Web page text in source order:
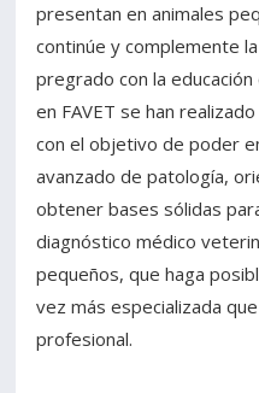
presentan en animales
continúe y complemente
pregrado con la
en FAVET se han
con el objetivo de poder
avanzado de patología,
obtener bases sólidas
diagnóstico médico
pequeños, que haga
vez más especializada
profesional.